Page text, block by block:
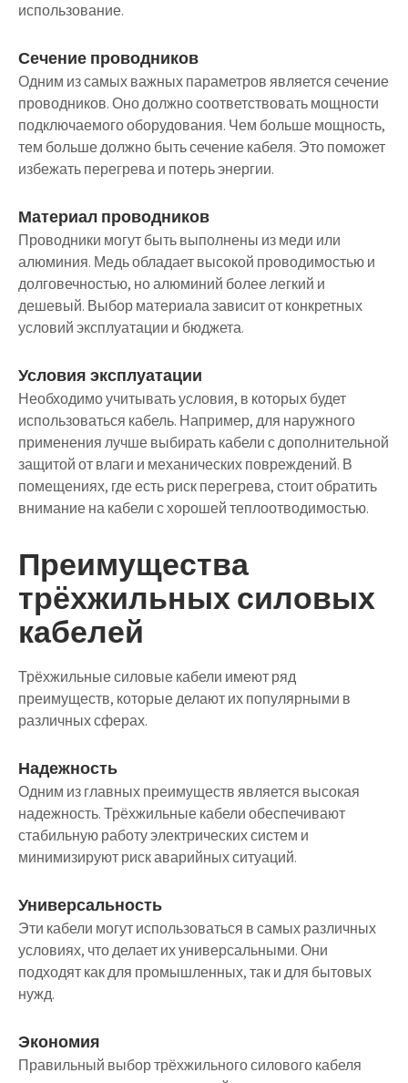
использование.
Сечение проводников
Одним из самых важных параметров является сечение
проводников. Оно должно соответствовать мощности
подключаемого оборудования. Чем больше мощность,
тем больше должно быть сечение кабеля. Это поможет
избежать перегрева и потерь энергии.
Материал проводников
Проводники могут быть выполнены из меди или
алюминия. Медь обладает высокой проводимостью и
долговечностью, но алюминий более легкий и
дешевый. Выбор материала зависит от конкретных
условий эксплуатации и бюджета.
Условия эксплуатации
Необходимо учитывать условия, в которых будет
использоваться кабель. Например, для наружного
применения лучше выбирать кабели с дополнительной
защитой от влаги и механических повреждений. В
помещениях, где есть риск перегрева, стоит обратить
внимание на кабели с хорошей теплоотводимостью.
Преимущества
трёхжильных силовых
кабелей
Трёхжильные силовые кабели имеют ряд
преимуществ, которые делают их популярными в
различных сферах.
Надежность
Одним из главных преимуществ является высокая
надежность. Трёхжильные кабели обеспечивают
стабильную работу электрических систем и
минимизируют риск аварийных ситуаций.
Универсальность
Эти кабели могут использоваться в самых различных
условиях, что делает их универсальными. Они
подходят как для промышленных, так и для бытовых
нужд.
Экономия
Правильный выбор трёхжильного силового кабеля